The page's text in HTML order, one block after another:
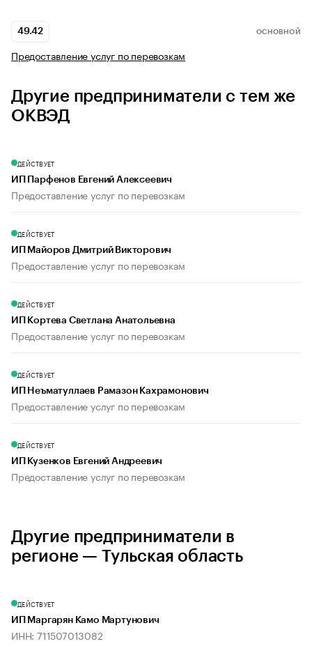
49.42 ОСНОВНОЙ
Предоставление услуг по перевозкам
Другие предприниматели с тем же
ОКВЭД
ДЕЙСТВУЕТ
ИП Парфенов Евгений Алексеевич
Предоставление услуг по перевозкам
ДЕЙСТВУЕТ
ИП Майоров Дмитрий Викторович
Предоставление услуг по перевозкам
ДЕЙСТВУЕТ
ИП Кортева Светлана Анатольевна
Предоставление услуг по перевозкам
ДЕЙСТВУЕТ
ИП Неъматуллаев Рамазон Кахрамонович
Предоставление услуг по перевозкам
ДЕЙСТВУЕТ
ИП Кузенков Евгений Андреевич
Предоставление услуг по перевозкам
Другие предприниматели в
регионе — Тульская область
ДЕЙСТВУЕТ
ИП Маргарян Камо Мартунович
ИНН: 711507013082